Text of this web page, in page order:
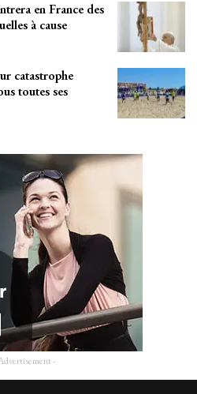
en France des
à cause
catastrophe
toutes ses
-